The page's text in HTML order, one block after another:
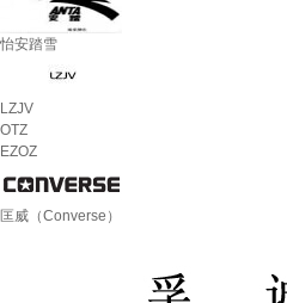
怡安踏雪
LZJV
OTZ
EZOZ
匡威（Converse）